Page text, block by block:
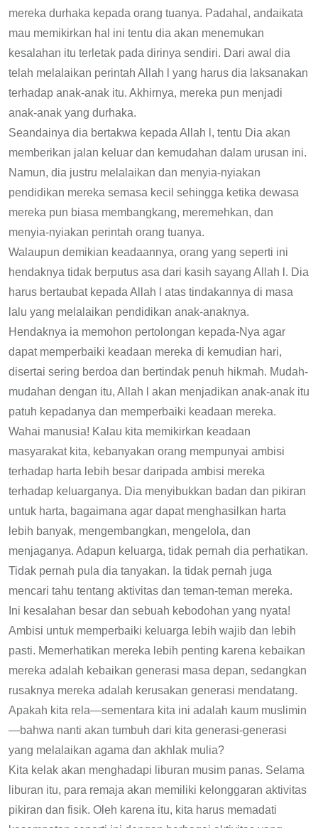
mereka durhaka kepada orang tuanya. Padahal, andaikata
mau memikirkan hal ini tentu dia akan menemukan
kesalahan itu terletak pada dirinya sendiri. Dari awal dia
telah melalaikan perintah Allah l yang harus dia laksanakan
terhadap anak-anak itu. Akhirnya, mereka pun menjadi
anak-anak yang durhaka.
Seandainya dia bertakwa kepada Allah l, tentu Dia akan
memberikan jalan keluar dan kemudahan dalam urusan ini.
Namun, dia justru melalaikan dan menyia-nyiakan
pendidikan mereka semasa kecil sehingga ketika dewasa
mereka pun biasa membangkang, meremehkan, dan
menyia-nyiakan perintah orang tuanya.
Walaupun demikian keadaannya, orang yang seperti ini
hendaknya tidak berputus asa dari kasih sayang Allah l. Dia
harus bertaubat kepada Allah l atas tindakannya di masa
lalu yang melalaikan pendidikan anak-anaknya.
Hendaknya ia memohon pertolongan kepada-Nya agar
dapat memperbaiki keadaan mereka di kemudian hari,
disertai sering berdoa dan bertindak penuh hikmah. Mudah-
mudahan dengan itu, Allah l akan menjadikan anak-anak itu
patuh kepadanya dan memperbaiki keadaan mereka.
Wahai manusia! Kalau kita memikirkan keadaan
masyarakat kita, kebanyakan orang mempunyai ambisi
terhadap harta lebih besar daripada ambisi mereka
terhadap keluarganya. Dia menyibukkan badan dan pikiran
untuk harta, bagaimana agar dapat menghasilkan harta
lebih banyak, mengembangkan, mengelola, dan
menjaganya. Adapun keluarga, tidak pernah dia perhatikan.
Tidak pernah pula dia tanyakan. Ia tidak pernah juga
mencari tahu tentang aktivitas dan teman-teman mereka.
Ini kesalahan besar dan sebuah kebodohan yang nyata!
Ambisi untuk memperbaiki keluarga lebih wajib dan lebih
pasti. Memerhatikan mereka lebih penting karena kebaikan
mereka adalah kebaikan generasi masa depan, sedangkan
rusaknya mereka adalah kerusakan generasi mendatang.
Apakah kita rela—sementara kita ini adalah kaum muslimin
—bahwa nanti akan tumbuh dari kita generasi-generasi
yang melalaikan agama dan akhlak mulia?
Kita kelak akan menghadapi liburan musim panas. Selama
liburan itu, para remaja akan memiliki kelonggaran aktivitas
pikiran dan fisik. Oleh karena itu, kita harus memadati